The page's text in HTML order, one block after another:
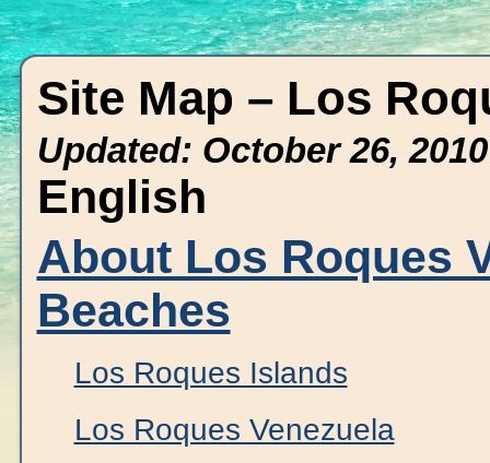
Site Map – Los
Updated: October 26, 2010
English
About Los Roques
Beaches
Los Roques Islands
Los Roques Venezuela